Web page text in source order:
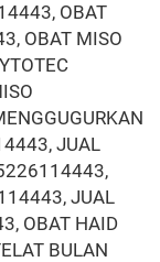
OBAT
OBAT MISO
JUAL
JUAL
OBAT HAID
BULAN